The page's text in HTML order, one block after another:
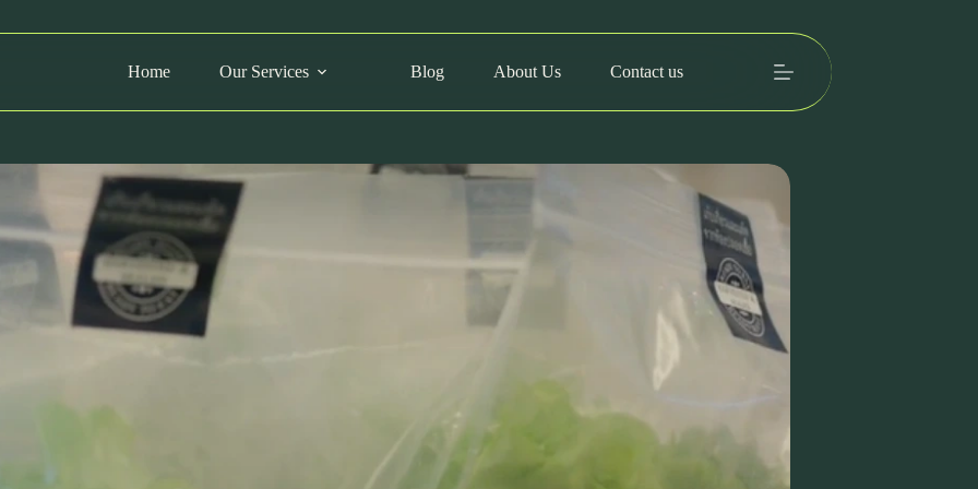
Home
Our Services Blog About Us Contact us